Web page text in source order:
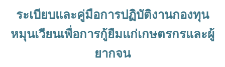
ระเบียบและคู่มือการปฏิบัติงานกองทุน
หมุนเวียนเพื่อการกู้ยืมแก่เกษตรกรและผู้
ยากจน